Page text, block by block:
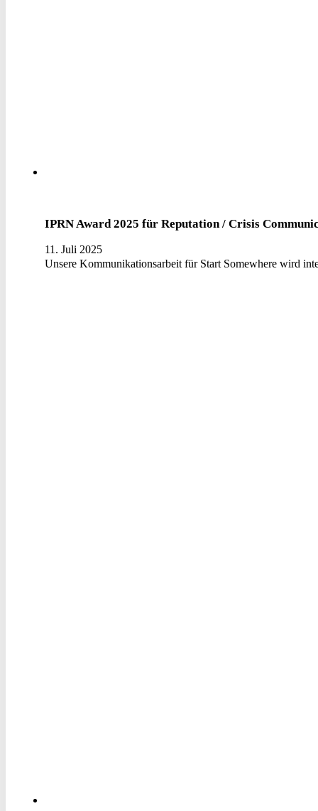
IPRN Award 2025 für Reputation / Crisis
11. Juli 2025
Unsere Kommunikationsarbeit für Start Somewhere wird